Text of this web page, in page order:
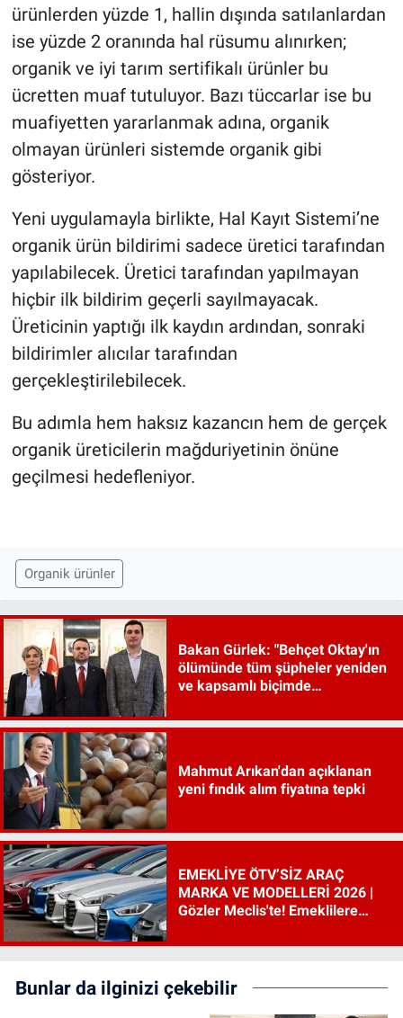
ürünlerden yüzde 1, hallin dışında satılanlardan
ise yüzde 2 oranında hal rüsumu alınırken;
organik ve iyi tarım sertifikalı ürünler bu
ücretten muaf tutuluyor. Bazı tüccarlar ise bu
muafiyetten yararlanmak adına, organik
olmayan ürünleri sistemde organik gibi
gösteriyor.
Yeni uygulamayla birlikte, Hal Kayıt Sistemi’ne
organik ürün bildirimi sadece üretici tarafından
yapılabilecek. Üretici tarafından yapılmayan
hiçbir ilk bildirim geçerli sayılmayacak.
Üreticinin yaptığı ilk kaydın ardından, sonraki
bildirimler alıcılar tarafından
gerçekleştirilebilecek.
Bu adımla hem haksız kazancın hem de gerçek
organik üreticilerin mağduriyetinin önüne
geçilmesi hedefleniyor.
Organik ürünler
Bakan Gürlek: "Behçet Oktay'ın
ölümünde tüm şüpheler yeniden
ve kapsamlı biçimde
Mahmut Arıkan'dan açıklanan
yeni fındık alım fiyatına tepki
EMEKLİYE ÖTV’SİZ ARAÇ
MARKA VE MODELLERİ 2026 |
Gözler Meclis'te! Emeklilere
ne?
Bunlar da ilginizi çekebilir